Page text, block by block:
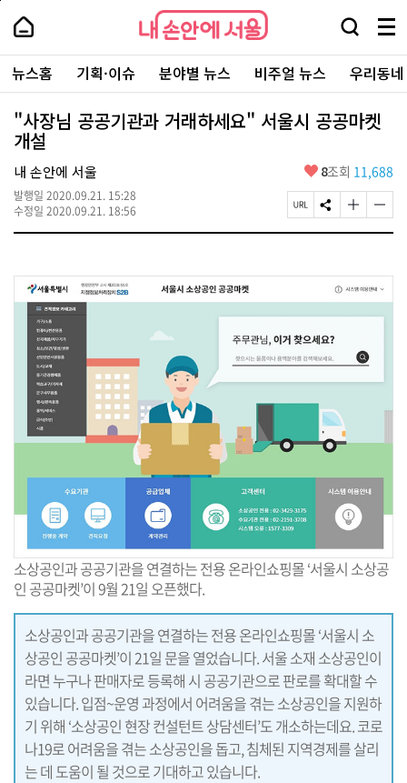
본
로
가
내
손
안
에
서
울
-
서
울
시
대
표
소
통
포
내
손
에
울
검
창
열
기
메
뉴
전
체
보
주
요
서
뉴스홈 기획·이슈 분야별 뉴스 비주얼 뉴스 우리동
"사장님 공공기관과 거래하세요" 서울시 공공마켓
개설
내 손안에 서울
발행일 2020.09.21. 15:28
수정일 2020.09.21. 18:56
좋
요
8조회 11,688
페
이
R
복
사
S
N
유
하
기
글
자
크
게
변
경
기
글
자
작
게
변
경
소상공인과 공공기관을 연결하는 전용 온라인쇼핑몰 ‘서울시 소상공
인 공공마켓’이 9월 21일 오픈했다.
소상공인과 공공기관을 연결하는 전용 온라인쇼핑몰 ‘서울시 소
상공인 공공마켓’이 21일 문을 열었습니다. 서울 소재 소상공인이
라면 누구나 판매자로 등록해 시 공공기관으로 판로를 확대할 수
있습니다. 입점~운영 과정에서 어려움을 겪는 소상공인을 지원하
기 위해 ‘소상공인 현장 컨설턴트 상담센터’도 개소하는데요. 코로
나19로 어려움을 겪는 소상공인을 돕고, 침체된 지역경제를 살리
는 데 도움이 될 것으로 기대하고 있습니다.
페
상
단
로